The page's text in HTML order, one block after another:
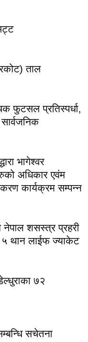
ताल
फुटसल प्रतिस्पर्धा,
भागेश्वर
अधिकार एवंम
कार्यक्रम सम्पन्न
नेपाल शसस्त्र प्रहरी
५ थान लाईफ ज्याकेट
७२
सचेतना